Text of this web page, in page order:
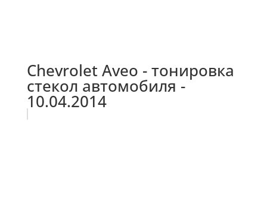
Chevrolet Aveo - тонировка
стекол автомобиля -
10.04.2014